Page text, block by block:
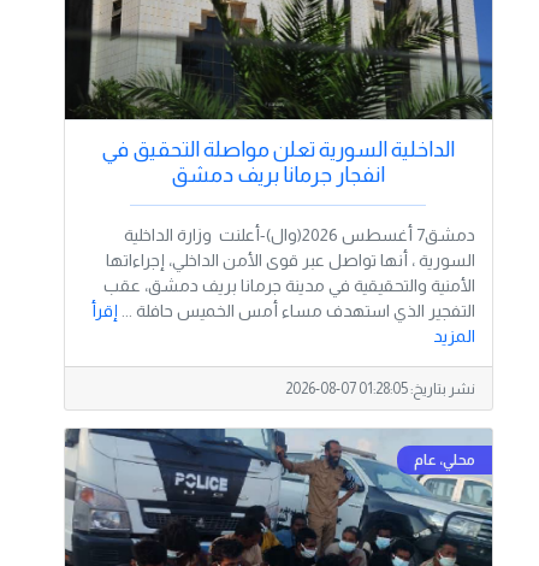
الداخلية السورية تعلن مواصلة التحقيق في
انفجار جرمانا بريف دمشق
دمشق7 أغسطس 2026(وال)-أعلنت وزارة الداخلية
السورية ، أنها تواصل عبر قوى الأمن الداخلي، إجراءاتها
الأمنية والتحقيقية في مدينة جرمانا بريف دمشق، عقب
التفجير الذي استهدف مساء أمس الخميس حافلة ... إقرأ
المزيد
نشر بتاريخ:2026-08-07 01:28:05